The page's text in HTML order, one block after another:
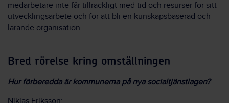
medarbetare inte får tillräckligt med tid och resurser för sitt
utvecklingsarbete och för att bli en kunskapsbaserad och
lärande organisation.
Bred rörelse kring omställningen
Hur förberedda är kommunerna på nya socialtjänstlagen?